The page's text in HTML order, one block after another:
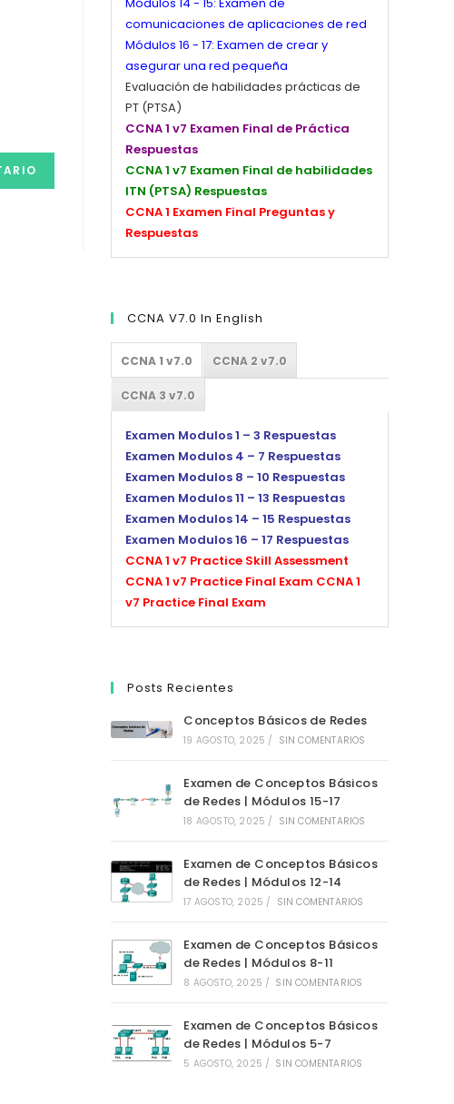
comunicaciones de aplicaciones de red
Módulos 16 - 17: Examen de crear y
asegurar una red pequeña
Evaluación de habilidades prácticas de
PT (PTSA)
CCNA 1 v7 Examen Final de Práctica
Respuestas
CCNA 1 v7 Examen Final de habilidades
ITN (PTSA) Respuestas
CCNA 1 Examen Final Preguntas y
Respuestas
CCNA V7.0 In English
CCNA 1 v7.0 CCNA 2 v7.0
CCNA 3 v7.0
Examen Modulos 1 – 3 Respuestas
Examen Modulos 4 – 7 Respuestas
Examen Modulos 8 – 10 Respuestas
Examen Modulos 11 – 13 Respuestas
Examen Modulos 14 – 15 Respuestas
Examen Modulos 16 – 17 Respuestas
CCNA 1 v7 Practice Skill Assessment
CCNA 1 v7 Practice Final Exam CCNA 1
v7 Practice Final Exam
Posts Recientes
Conceptos Básicos de Redes
19 AGOSTO, 2025 / SIN COMENTARIOS
Examen de Conceptos Básicos
de Redes | Módulos 15-17
18 AGOSTO, 2025 / SIN COMENTARIOS
Examen de Conceptos Básicos
de Redes | Módulos 12-14
17 AGOSTO, 2025 / SIN COMENTARIOS
Examen de Conceptos Básicos
de Redes | Módulos 8-11
8 AGOSTO, 2025 / SIN COMENTARIOS
Examen de Conceptos Básicos
de Redes | Módulos 5-7
5 AGOSTO, 2025 / SIN COMENTARIOS